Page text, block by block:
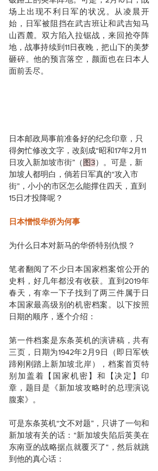
场上出现不利日军的状况。从凌晨开
始，日军被阻挡在武吉班让和武吉知马
山西麓。双方陷入拉锯战，来回抢夺阵
地，战事持续到11日夜晚，把山下的美梦
砸碎。他的预言落空，颜面也在日本人
面前丢尽。
日本邮政局事前准备好的纪念印章，只
得匆忙修改文字，改刻成“昭和17年2月11
日攻入新加坡市街”（ 图3）。可是，新
加坡人都明白，倘若日军真的“攻入市
街”，小小的市区怎么能撑住四天，直到
15日才投降呢？
日本憎恨华侨为何事
为什么日本对新马的华侨特别仇恨？
笔者翻阅了不少日本国家档案馆公开的
史料，好几年都没有收获。直到2019年
春天，有幸一下子找到了两三件属于日
本国家最高级别的机密档案。以下按照
日期的顺序，逐个介绍：
第一件档案是东条英机的演讲稿，共有
三页，日期为1942年2月9日（即日军铁
蹄刚刚踏上新加坡北岸），档案首页特
别加盖着【国家机密】和【决定】印
章，题目是《新加坡攻略时的总理演说
腹案》。
可是东条英机“文不对题”，只讲了一句和
新加坡有关的话：“新加坡失陷后英美在
东南亚的战略据点就覆灭了“，然后就跳
到他的真心话：